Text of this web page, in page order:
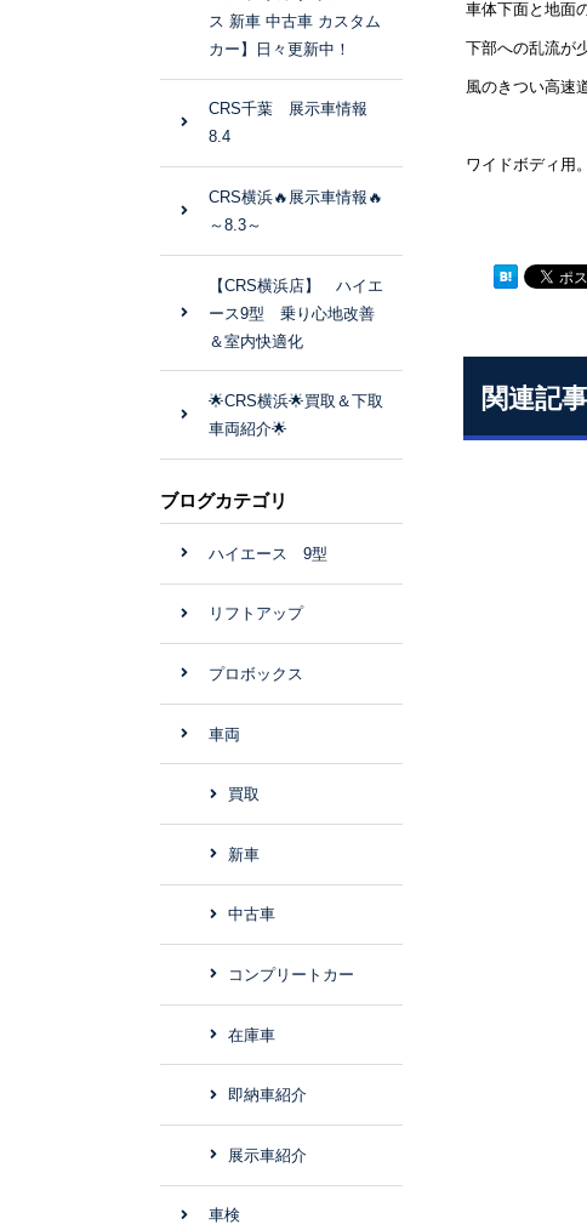
車体下面と地面
下部への乱流が
風のきつい高速
ワイドボディ用
関連記事
ス 新車 中古車 カスタム
カー】日々更新中！
CRS千葉 展示車情報
8.4
CRS横浜🔥展示車情報🔥
～8.3～
【CRS横浜店】 ハイエ
ース9型 乗り心地改善
＆室内快適化
🌟CRS横浜🌟買取＆下取
車両紹介🌟
ブログカテゴリ
ハイエース 9型
リフトアップ
プロボックス
車両
買取
新車
中古車
コンプリートカー
在庫車
即納車紹介
展示車紹介
車検